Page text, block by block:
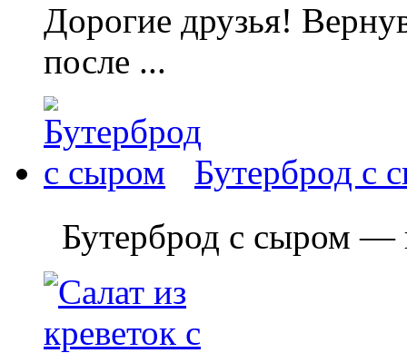
Дорогие друзья!
после ...
Бутерброд с
Бутерброд с сыром —